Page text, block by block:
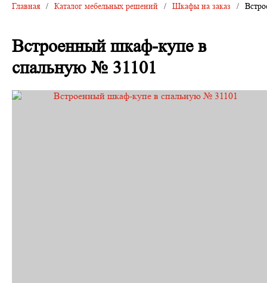
Главная / Каталог мебельных решений / Шкафы на заказ /
Встроенный шкаф-купе в
спальную № 31101